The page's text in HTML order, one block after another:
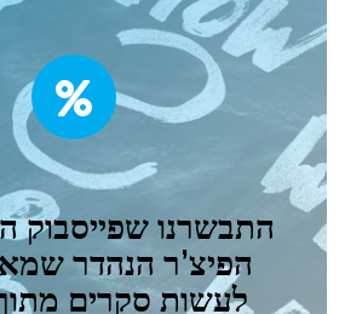
התבשרנו שפייסבוק
הפיצ’ר הנהדר
לעשות סקרים